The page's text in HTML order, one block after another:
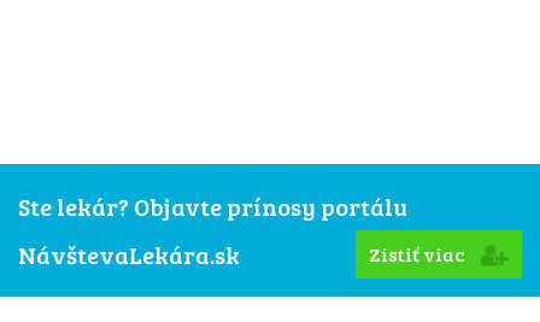
Ste lekár? Objavte prínosy portálu
NávštevaLekára.sk
Zistiť viac